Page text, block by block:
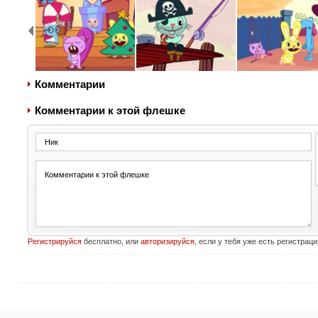
Комментарии
Комментарии к этой флешке
Регистрируйсябесплатно, или авторизируйся, если у тебя уже есть